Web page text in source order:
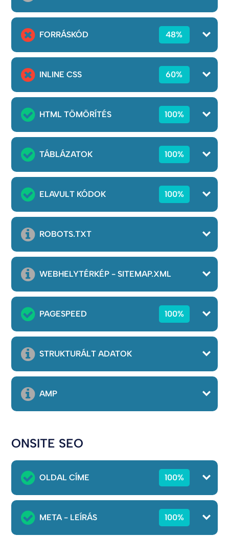
FORRÁSKÓD 48%
INLINE CSS 60%
HTML TÖMÖRÍTÉS 100%
TÁBLÁZATOK 100%
ELAVULT KÓDOK 100%
ROBOTS.TXT
WEBHELYTÉRKÉP - SITEMAP.XML
PAGESPEED 100%
STRUKTURÁLT ADATOK
AMP
ONSITE SEO
OLDAL CÍME 100%
META - LEÍRÁS 100%